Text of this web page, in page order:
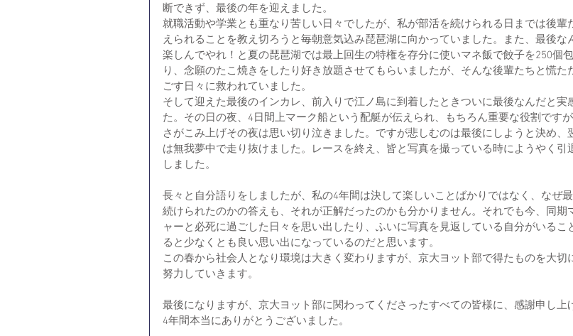
断できず、最後の年を迎えました。
就職活動や学業とも重なり苦しい日々でしたが、私が部活を続けられる日までは後輩
えられることを教え切ろうと毎朝意気込み琵琶湖に向かっていました。また、最後な
楽しんでやれ！と夏の琵琶湖では最上回生の特権を存分に使いマネ飯で餃子を250個
り、念願のたこ焼きをしたり好き放題させてもらいましたが、そんな後輩たちと慌た
ごす日々に救われていました。
そして迎えた最後のインカレ、前入りで江ノ島に到着したときついに最後なんだと実
た。その日の夜、4日間上マーク船という配艇が伝えられ、もちろん重要な役割です
さがこみ上げその夜は思い切り泣きました。ですが悲しむのは最後にしようと決め、
は無我夢中で走り抜けました。レースを終え、皆と写真を撮っている時にようやく引
しました。
長々と自分語りをしましたが、私の4年間は決して楽しいことばかりではなく、なぜ
続けられたのかの答えも、それが正解だったのかも分かりません。それでも今、同期
ャーと必死に過ごした日々を思い出したり、ふいに写真を見返している自分がいるこ
ると少なくとも良い思い出になっているのだと思います。
この春から社会人となり環境は大きく変わりますが、京大ヨット部で得たものを大切
努力していきます。
最後になりますが、京大ヨット部に関わってくださったすべての皆様に、感謝申し上
4年間本当にありがとうございました。